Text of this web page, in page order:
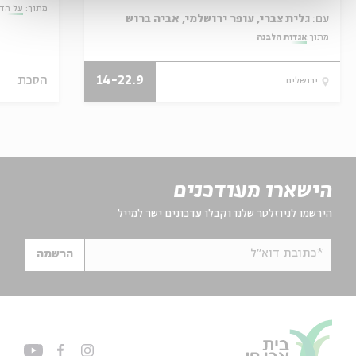
עם:
מתוך:אגדות הלבנה
ירושלים 14-22.9
מתוך: על
הסכת
הישארו מעודכנים
הירשמו לניוזלטר שלנו וקבלו עדכונים ישר למייל
*כתובת דוא"ל הרשמה